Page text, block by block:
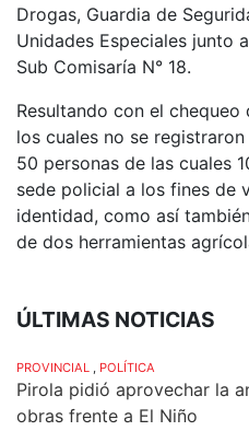
Drogas, Guardia de
Unidades Especiales junto
Sub Comisaría N° 18.
Resultando con el
los cuales no se
50 personas de las cuales
sede policial a los fines de
identidad, como así
de dos herramientas
ÚLTIMAS NOTICIAS
PROVINCIAL , POLÍTICA
Pirola pidió aprovechar la
obras frente a El Niño